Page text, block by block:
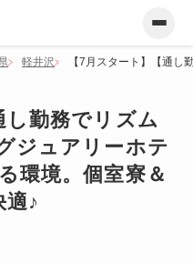
軽井沢 【7月スタート】【通
し勤務でリズム
ジュアリーホテ
環境。個室寮＆
♪